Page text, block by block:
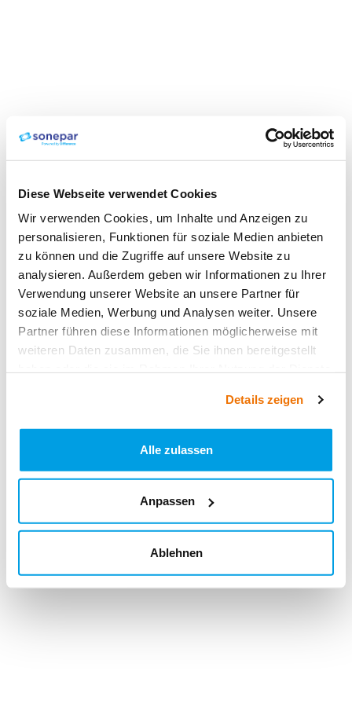
Diese Webseite verwendet Cookies
Wir verwenden Cookies, um Inhalte und Anzeigen zu
personalisieren, Funktionen für soziale Medien anbieten
zu können und die Zugriffe auf unsere Website zu
analysieren. Außerdem geben wir Informationen zu Ihrer
Verwendung unserer Website an unsere Partner für
soziale Medien, Werbung und Analysen weiter. Unsere
Partner führen diese Informationen möglicherweise mit
weiteren Daten zusammen, die Sie ihnen bereitgestellt
Details zeigen
Alle zulassen
Anpassen
Ablehnen